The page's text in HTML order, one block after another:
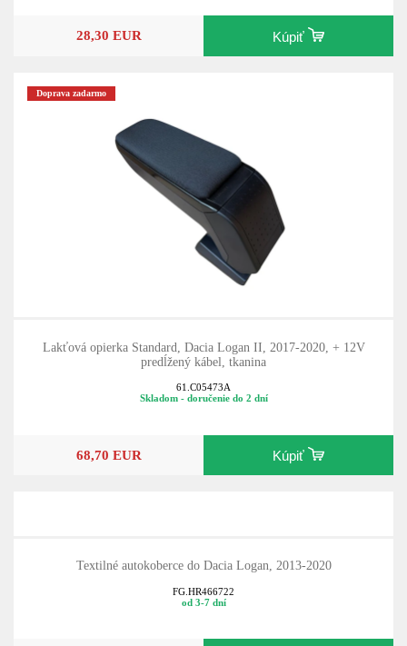
28,30 EUR Kúpiť
Doprava zadarmo
Lakťová opierka Standard, Dacia Logan II, 2017-2020, + 12V
predĺžený kábel, tkanina
61.C05473A
Skladom - doručenie do 2 dní
68,70 EUR Kúpiť
Textilné autokoberce do Dacia Logan, 2013-2020
FG.HR466722
od 3-7 dní